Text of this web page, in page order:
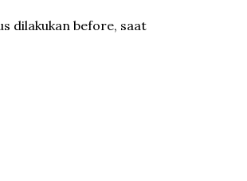
dilakukan before, saat